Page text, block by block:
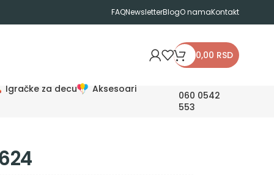
FAQNewsletterBlogO namaKontakt
0,00 RSD
Igračke za decu Aksesoari
060 0542
553